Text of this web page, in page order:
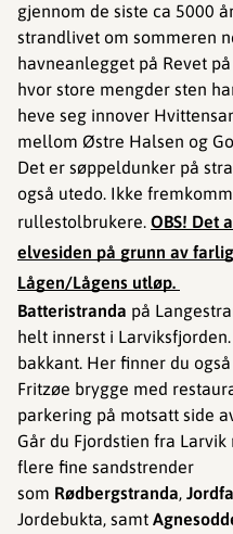
gjennom de siste ca 5000
strandlivet om sommeren
havneanlegget på Revet
hvor store mengder sten
heve seg innover
mellom Østre Halsen og
Det er søppeldunker på
også utedo. Ikke
rullestolbrukere. OBS! Det
elvesiden på grunn av
Lågen/Lågens utløp.
Batteristranda på
helt innerst i
bakkant. Her finner du
Fritzøe brygge med
parkering på motsatt side
Går du Fjordstien fra
flere fine sandstrender
som Rødbergstranda,
Jordebukta, samt